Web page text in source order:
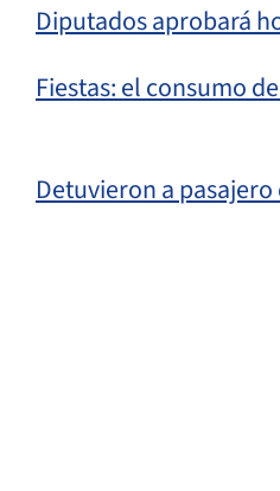
Diputados aprobará
Fiestas: el consumo
Detuvieron a